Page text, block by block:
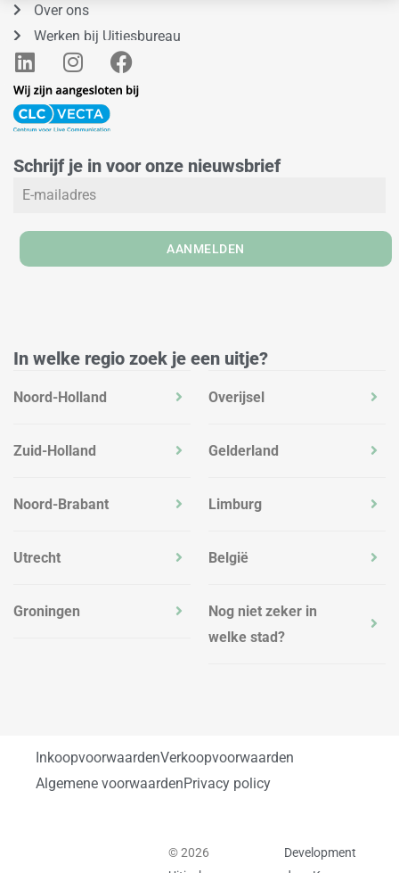
Over ons
Werken bij Uitjesbureau
L
i
n
k
d
i
I
n
s
t
g
r
m
F
a
o
Schrijf je in voor onze nieuwsbrief
AANMELDEN
In welke regio zoek je een uitje?
Noord-Holland
Zuid-Holland
Noord-Brabant
Utrecht
Groningen
Overijsel
Gelderland
Limburg
België
Nog niet zeker in
welke stad?
InkoopvoorwaardenVerkoopvoorwaarden
Algemene voorwaardenPrivacy policy
© 2026
Development